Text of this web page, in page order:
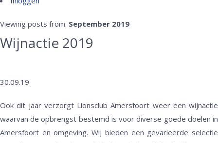
Viewing posts from: September 2019
Wijnactie 2019
30.09.19
Ook dit jaar verzorgt Lionsclub Amersfoort weer een wijnactie
waarvan de opbrengst bestemd is voor diverse goede doelen in
Amersfoort en omgeving. Wij bieden een gevarieerde selectie